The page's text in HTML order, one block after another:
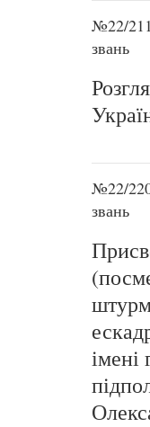
№22/
звань
№22/
звань
імені